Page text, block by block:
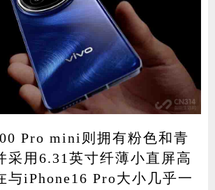
Pro mini则拥有粉色和青
采用6.31英寸纤薄小直屏高
与iPhone16 Pro大小几乎一